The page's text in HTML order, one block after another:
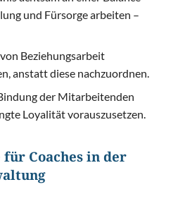
und Fürsorge arbeiten –
Beziehungsarbeit
anstatt diese nachzuordnen.
der Mitarbeitenden
Loyalität vorauszusetzen.
Coaches in der